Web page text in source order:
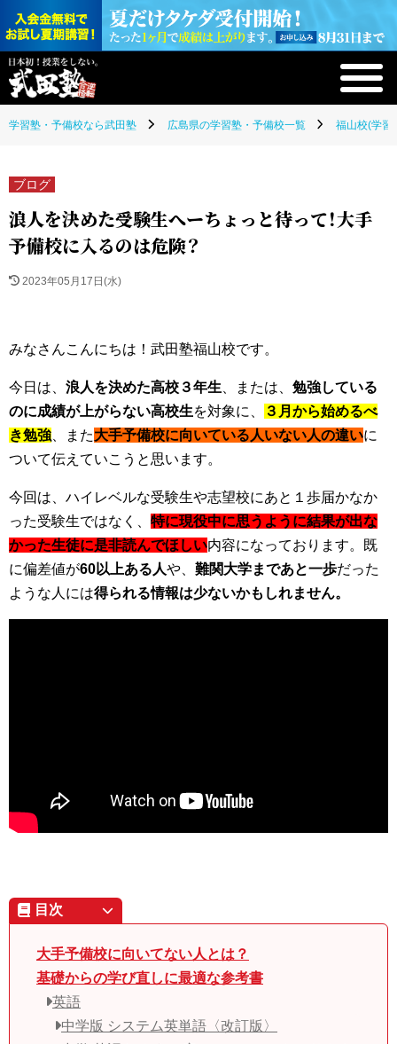
学習塾・予備校なら武田塾 広島県の学習塾・予備校一覧 福山校(学習
ブログ
浪人を決めた受験生へーちょっと待って！大手
予備校に入るのは危険？
2023年05月17日(水)
みなさんこんにちは！武田塾福山校です。
今日は、 浪人を決めた高校３年生 、または、 勉強している
のに成績が上がらない高校生を対象に、
３月から始めるべ
き勉強 、また大手予備校に向いている人いない人の違いに
ついて伝えていこうと思います。
今回は、ハイレベルな受験生や志望校にあと１歩届かなか
った受験生ではなく、 特に現役中に思うように結果が出な
かった生徒に是非読んでほしい内容になっております。既
に偏差値が60以上ある人や、 難関大学まであと一歩だった
ような人には得られる情報は少ないかもしれません。
目次
大手予備校に向いてない人とは？
基礎からの学び直しに最適な参考書
英語
中学版 システム英単語〈改訂版〉